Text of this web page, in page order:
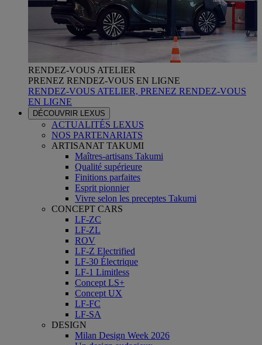
RENDEZ-VOUS ATELIER
PRENEZ RENDEZ-VOUS EN LIGNE
RENDEZ-VOUS ATELIER, PRENEZ RENDEZ-VOUS
EN LIGNE
DÉCOUVRIR LEXUS
ACTUALITÉS LEXUS
NOS PARTENARIATS
ARTISANAT TAKUMI
Maîtres-artisans Takumi
Qualité supérieure
Finitions parfaites
Esprit pionnier
Vivre selon les preceptes Takumi
CONCEPT CARS
LF-ZC
LF-ZL
ROV
LF-Z Electrified
LF-30 Électrique
LF-1 Limitless
Concept LS+
Concept UX
LF-FC
LF-SA
DESIGN
Milan Design Week 2026